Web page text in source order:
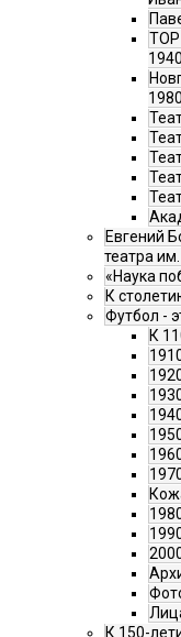
ТОР
Евгений
театра
«Наука
К
Футбол -
К
К 150-